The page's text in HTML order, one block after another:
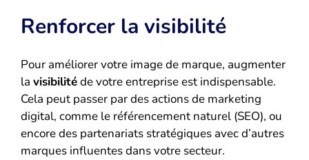
Renforcer la visibilité
Pour améliorer votre image de marque, augmenter
la visibilitéde votre entreprise est indispensable.
Cela peut passer par des actions de marketing
digital, comme le référencement naturel (SEO), ou
encore des partenariats stratégiques avec d’autres
marques influentes dans votre secteur.